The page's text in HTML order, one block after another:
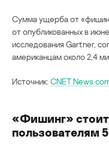
Сумма ущерба от
от опубликованных в
исследования Gartner,
американцам около 2,4
Источник: CNET
«Фишинг»
пользователям